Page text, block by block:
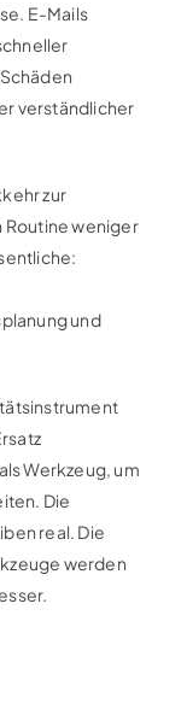
E-Mails
verständlicher
zur
Routine weniger
und
Werkzeug, um
Die
real. Die
werden